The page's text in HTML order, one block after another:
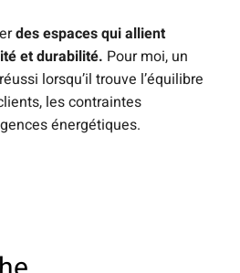
des espaces qui allient
et durabilité. Pour moi, un
lorsqu’il trouve l’équilibre
les contraintes
énergétiques.